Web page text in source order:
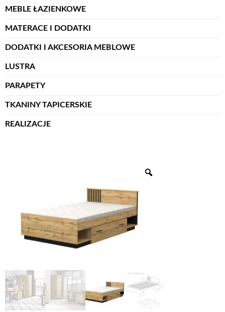
MEBLE ŁAZIENKOWE
MATERACE I DODATKI
DODATKI I AKCESORIA MEBLOWE
LUSTRA
PARAPETY
TKANINY TAPICERSKIE
REALIZACJE